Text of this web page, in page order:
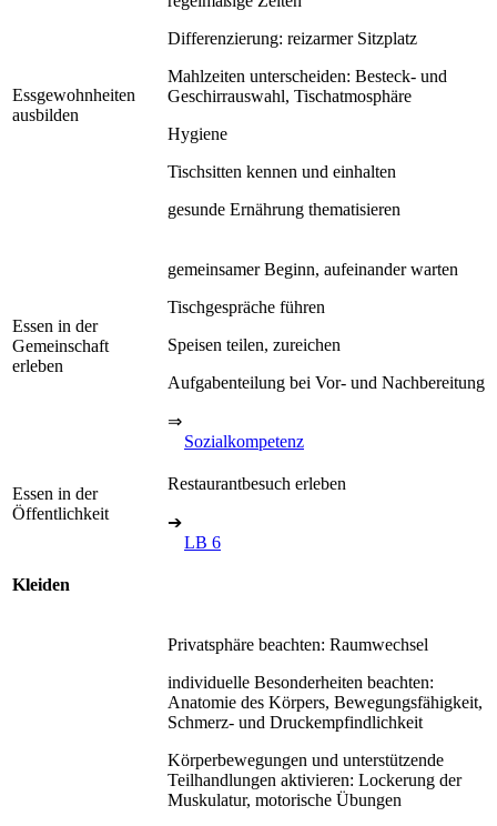
Essgewohnheiten
ausbilden
Differenzierung: reizarmer Sitzplatz
Mahlzeiten unterscheiden: Besteck- und
Geschirrauswahl, Tischatmosphäre
Hygiene
Tischsitten kennen und einhalten
gesunde Ernährung thematisieren
Essen in der
Gemeinschaft
erleben
gemeinsamer Beginn, aufeinander warten
Tischgespräche führen
Speisen teilen, zureichen
Aufgabenteilung bei Vor- und Nachbereitung
⇒
Sozialkompetenz
Essen in der
Öffentlichkeit
Restaurantbesuch erleben
➔
LB 6
Kleiden
Privatsphäre beachten: Raumwechsel
individuelle Besonderheiten beachten:
Anatomie des Körpers, Bewegungsfähigkeit,
Schmerz- und Druckempfindlichkeit
Körperbewegungen und unterstützende
Teilhandlungen aktivieren: Lockerung der
Muskulatur, motorische Übungen